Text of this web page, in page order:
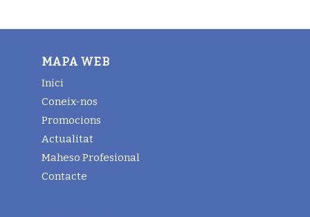
MAPA WEB
Inici
Coneix-nos
Promocions
Actualitat
Maheso Profesional
Contacte